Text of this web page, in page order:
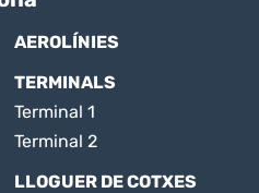
AEROLÍNIES
TERMINALS
Terminal 1
Terminal 2
LLOGUER DE COTXES